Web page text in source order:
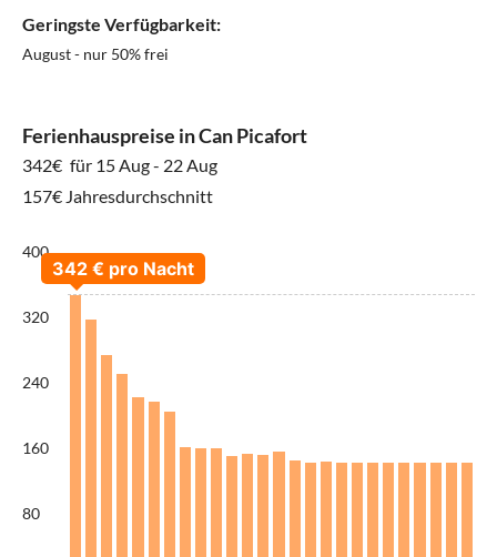
Geringste Verfügbarkeit:
August - nur 50% frei
Ferienhauspreise in Can Picafort
342€ für 15 Aug - 22 Aug
157€ Jahresdurchschnitt
400
320
240
160
80